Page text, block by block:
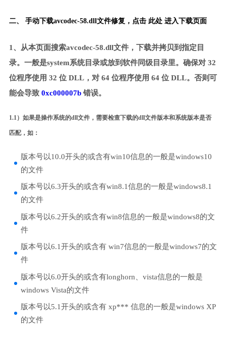
二、 手动下载avcodec-58.dll文件修复， 点击 此处 进入下载页面
1、从本页面搜索avcodec-58.dll文件，下载并拷贝到指定目
录。一般是system系统目录或放到软件同级目录里。确保对 32
位程序使用 32 位 DLL，对 64 位程序使用 64 位 DLL。否则可
能会导致 0xc000007b错误。
1.1）如果是操作系统的dll文件，需要检查下载的dll文件版本和系统版本是否
匹配，如：
版本号以10.0开头的或含有win10信息的一般是windows10
的文件
版本号以6.3开头的或含有win8.1信息的一般是windows8.1
的文件
版本号以6.2开头的或含有win8信息的一般是windows8的文
件
版本号以6.1开头的或含有 win7信息的一般是windows7的文
件
版本号以6.0开头的或含有longhorn、vista信息的一般是
windows Vista的文件
版本号以5.1开头的或含有 xp*** 信息的一般是windows XP
的文件